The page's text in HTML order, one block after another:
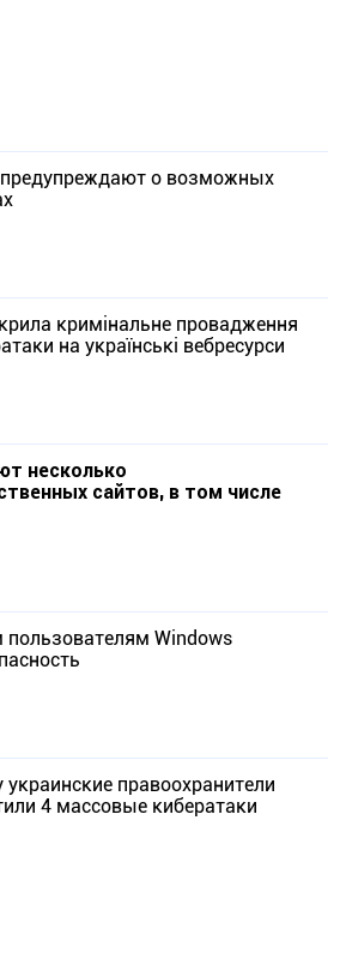
о возможных
кримінальне провадження
на українські вебресурси
несколько
сайтов, в том числе
Windows
украинские правоохранители
4 массовые кибератаки